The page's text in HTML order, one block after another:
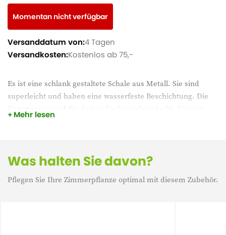
Es ist eine schlank gestaltete Schale aus Metall. Sie sind
superleicht und haben eine wasserfeste Beschichtung. Die
aber natürlich auch im Innenbereich verwendet werden.
Untertassen von TS Collection.
Mehr lesen
Momentan nicht verfügbar
Versanddatum von:4 Tagen
Versandkosten:Kostenlos ab 75,-
Was halten Sie davon?
Pflegen Sie Ihre Zimmerpflanze optimal mit diesem Zubehör.